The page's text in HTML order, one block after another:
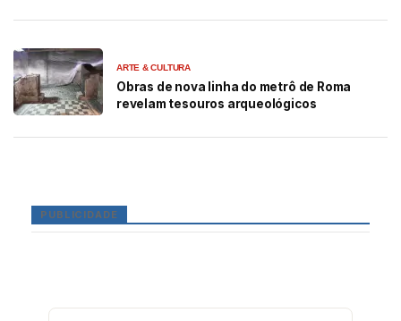
ARTE & CULTURA
Obras de nova linha do metrô de Roma
revelam tesouros arqueológicos
PUBLICIDADE